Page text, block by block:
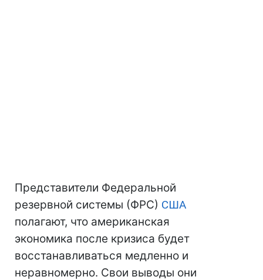
Представители Федеральной
резервной системы (ФРС) США
полагают, что американская
экономика после кризиса будет
восстанавливаться медленно и
неравномерно. Свои выводы они